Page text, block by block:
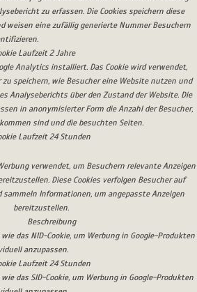
zu erfassen. Die Cookies speichern diese
weisen eine zufällig generierte Nummer Besuchern
Laufzeit 2 Jahre
Analytics installiert. Das Cookie wird verwendet,
speichern, wie Besucher eine Website nutzen und
Analyseberichts über den Zustand der Website. Die
in anonymisierter Form die Anzahl der Besucher,
sind und die besuchten Seiten.
Laufzeit 24 Stunden
verwendet, um Besuchern relevante Anzeigen
Diese Cookies verfolgen Besucher auf
sammeln Informationen, um angepasste Anzeigen
bereitzustellen.
Beschreibung
das NID-Cookie, um Werbung in Google-Produkten
anzupassen.
Laufzeit 24 Stunden
das SID-Cookie, um Werbung in Google-Produkten